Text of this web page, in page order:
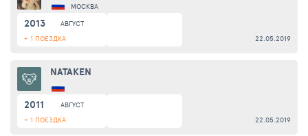
МОСКВА
2013
АВГУСТ
+ 1 ПОЕЗДКА
22.05.2019
NATAKEN
2011
АВГУСТ
+ 1 ПОЕЗДКА
22.05.2019